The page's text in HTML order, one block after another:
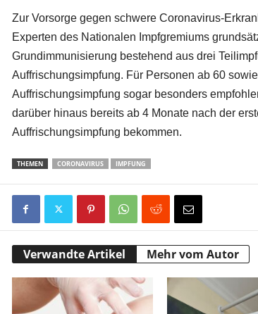
Zur Vorsorge gegen schwere Coronavirus-
Experten des Nationalen Impfgremiums
Grundimmunisierung bestehend aus drei
Auffrischungsimpfung. Für Personen ab 60
Auffrischungsimpfung sogar besonders
darüber hinaus bereits ab 4 Monate nach der
Auffrischungsimpfung bekommen.
THEMEN CORONAVIRUS IMPFUNG
Verwandte Artikel Mehr vom Autor